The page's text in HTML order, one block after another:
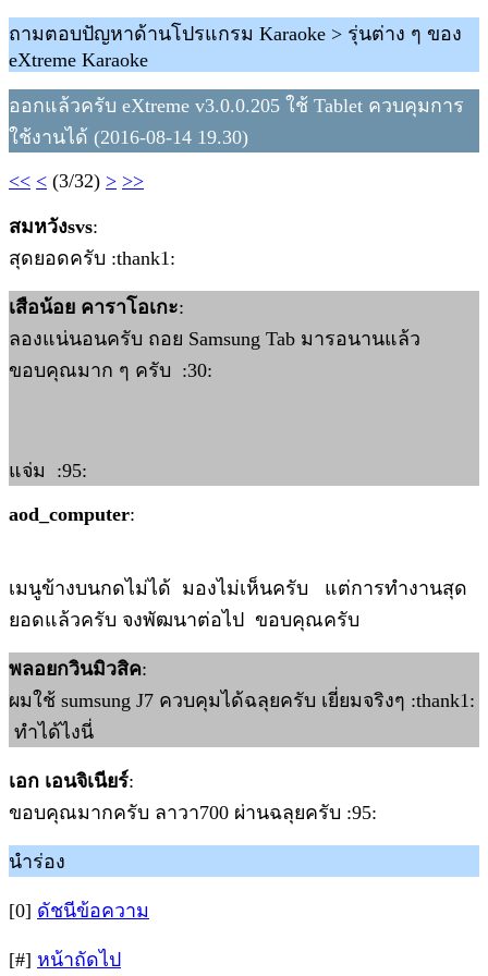
ถามตอบปัญหาด้านโปรแกรม Karaoke > รุ่นต่าง ๆ ของ
eXtreme Karaoke
ออกแล้วครับ eXtreme v3.0.0.205 ใช้ Tablet ควบคุมการ
ใช้งานได้ (2016-08-14 19.30)
<< < (3/32) > >>
สมหวังsvs:
สุดยอดครับ :thank1:
เสือน้อย คาราโอเกะ:
ลองแน่นอนครับ ถอย Samsung Tab มารอนานแล้ว
ขอบคุณมาก ๆ ครับ :30:
แจ่ม :95:
aod_computer:
เมนูข้างบนกดไม่ได้ มองไม่เห็นครับ แต่การทำงานสุด
ยอดแล้วครับ จงพัฒนาต่อไป ขอบคุณครับ
พลอยกวินมิวสิค:
ผมใช้ sumsung J7 ควบคุมได้ฉลุยครับ เยี่ยมจริงๆ :thank1:
ทำได้ไงนี่
เอก เอนจิเนียร์:
ขอบคุณมากครับ ลาวา700 ผ่านฉลุยครับ :95:
นำร่อง
[0] ดัชนีข้อความ
[#] หน้าถัดไป